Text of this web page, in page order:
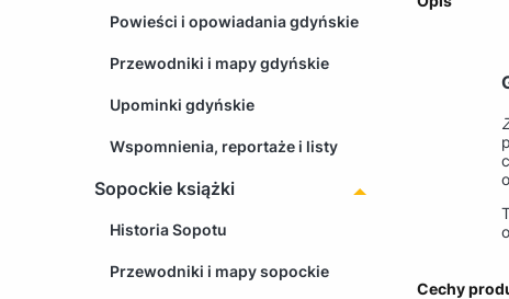
Powieści i opowiadania gdyńskie
Przewodniki i mapy gdyńskie
Upominki gdyńskie
Wspomnienia, reportaże i listy
Sopockie książki
Historia Sopotu
Przewodniki i mapy sopockie
Cechy